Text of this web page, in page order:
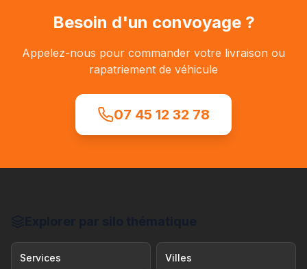
Besoin d'un convoyage ?
Appelez-nous pour commander votre livraison ou
rapatriement de véhicule
07 45 12 32 78
Services Villes